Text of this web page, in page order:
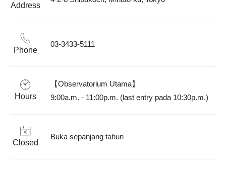
Address
Phone
03-3433-5111
Hours
【Observatorium Utama】
Closed
Buka sepanjang tahun